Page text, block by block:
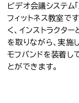
ビデオ会議システム
フィットネス教室で
く、インストラクタ
を取りながら、実施し
モフバンドを装着し
とができます。